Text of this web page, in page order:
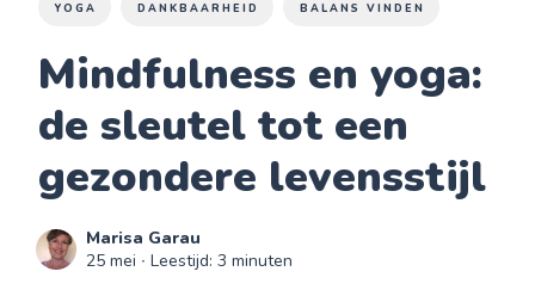
YOGA DANKBAARHEID BALANS VINDEN
Mindfulness en yoga:
de sleutel tot een
gezondere levensstijl
Marisa Garau
25 mei ∙ Leestijd: 3 minuten